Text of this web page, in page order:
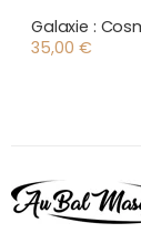
Galaxie :
35,00 €